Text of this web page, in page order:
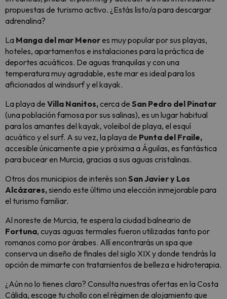
propuestas de turismo activo. ¿Estás listo/a para descargar
adrenalina?
La Manga del mar Menores muy popular por sus playas,
hoteles, apartamentos e instalaciones para la práctica de
deportes acuáticos. De aguas tranquilas y con una
temperatura muy agradable, este mar es ideal para los
aficionados al windsurfy el kayak.
La playa de Villa Nanitos,cerca de San Pedro del Pinatar
(una población famosa por sus salinas), es un lugar habitual
para los amantes del kayak, voleibol de playa, el esquí
acuático y el surf. A su vez, la playa de Punta del Fraile,
accesible únicamente a pie y próxima a Águilas, es fantástica
para bucear en Murcia, gracias a sus aguas cristalinas.
Otros dos municipios de interés son San Javier y Los
Alcázares,siendo este último una elección inmejorable para
el turismo familiar.
Al noreste de Murcia, te espera la ciudad balneario de
Fortuna, cuyas aguas termales fueron utilizadas tanto por
romanos como por árabes. Allí encontrarás un spaque
conserva un diseño de finales del siglo XIX y donde tendrás la
opción de mimarte con tratamientos de belleza e hidroterapia.
¿Aún no lo tienes claro? Consulta nuestras ofertas en la Costa
Cálida, escoge tu chollo con el régimen de alojamiento que